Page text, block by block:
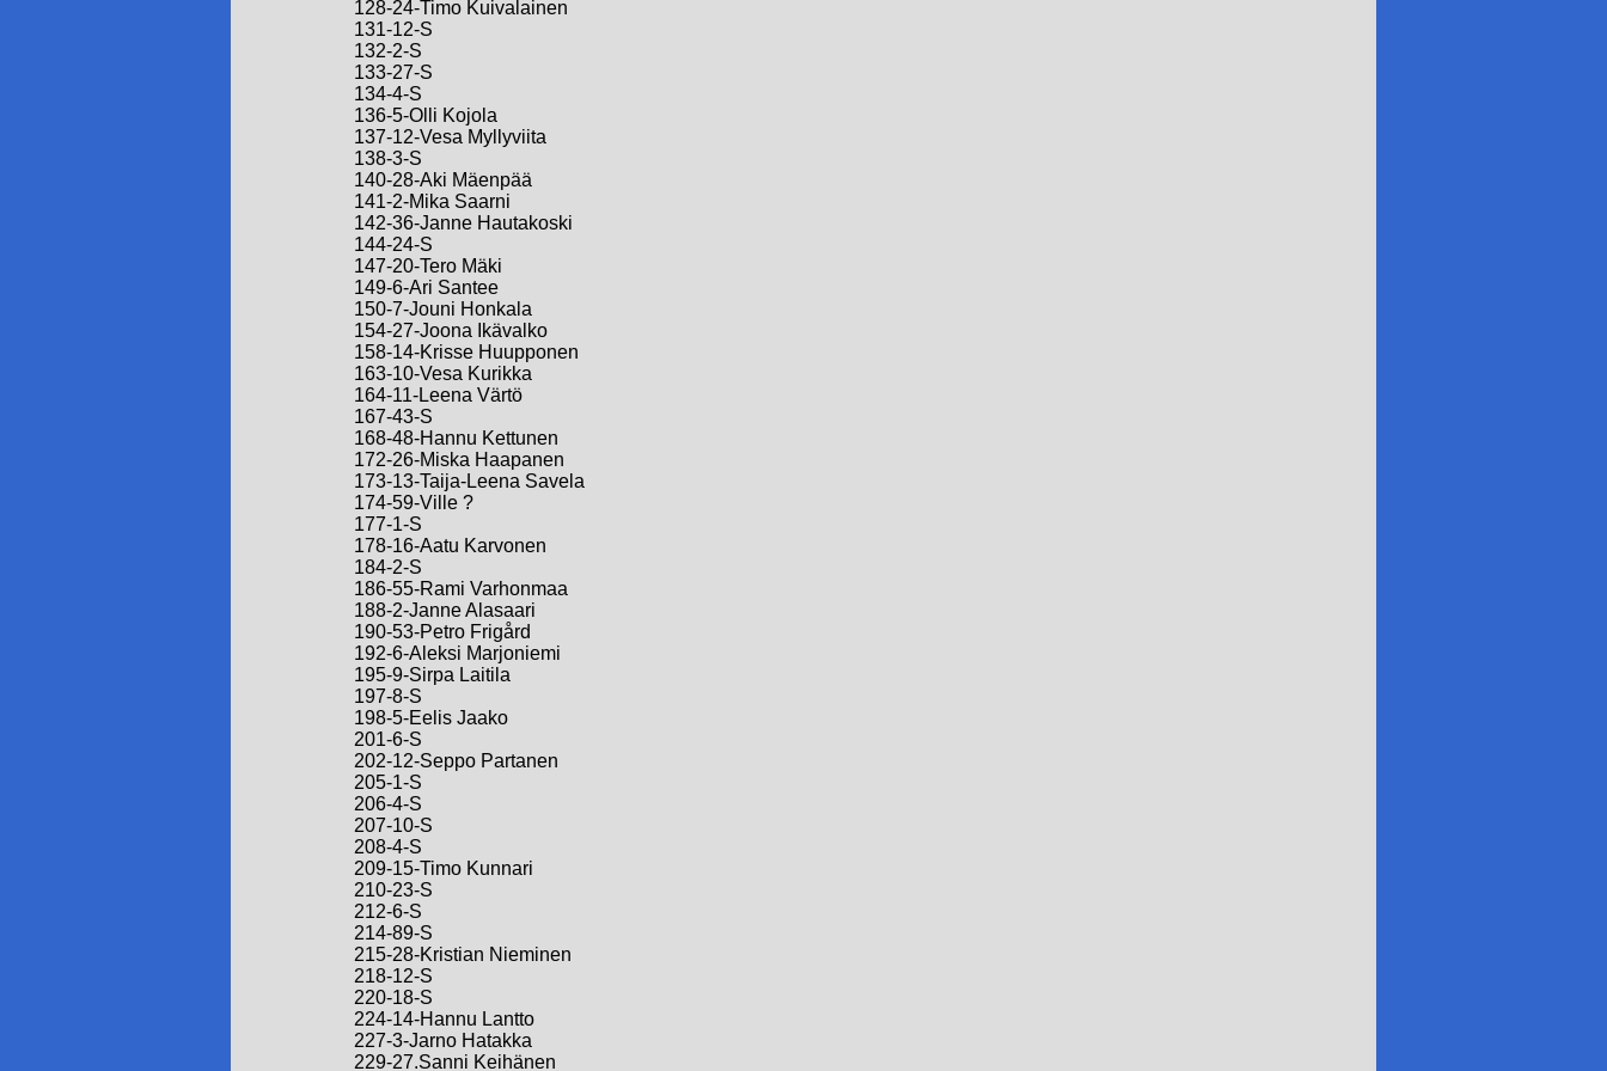
128-24-Timo Kuivalainen
131-12-S
132-2-S
133-27-S
134-4-S
136-5-Olli Kojola
137-12-Vesa Myllyviita
138-3-S
140-28-Aki Mäenpää
141-2-Mika Saarni
142-36-Janne Hautakoski
144-24-S
147-20-Tero Mäki
149-6-Ari Santee
150-7-Jouni Honkala
154-27-Joona Ikävalko
158-14-Krisse Huupponen
163-10-Vesa Kurikka
164-11-Leena Värtö
167-43-S
168-48-Hannu Kettunen
172-26-Miska Haapanen
173-13-Taija-Leena Savela
174-59-Ville ?
177-1-S
178-16-Aatu Karvonen
184-2-S
186-55-Rami Varhonmaa
188-2-Janne Alasaari
190-53-Petro Frigård
192-6-Aleksi Marjoniemi
195-9-Sirpa Laitila
197-8-S
198-5-Eelis Jaako
201-6-S
202-12-Seppo Partanen
205-1-S
206-4-S
207-10-S
208-4-S
209-15-Timo Kunnari
210-23-S
212-6-S
214-89-S
215-28-Kristian Nieminen
218-12-S
220-18-S
224-14-Hannu Lantto
227-3-Jarno Hatakka
229-27.Sanni Keihänen